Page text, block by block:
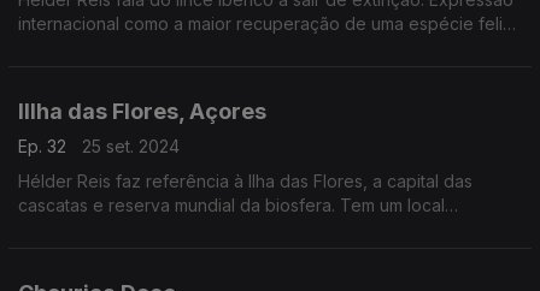
internacional como a maior recuperação de uma espécie felina
IIlha das Flores, Açores
Ep. 32
25 set. 2024
Hélder Reis faz referência à Ilha das Flores, a capital das
cascatas e reserva mundial da biosfera. Tem um local